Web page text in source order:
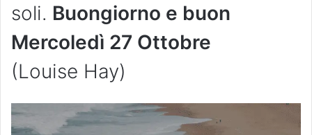
soli. Buongiorno e buon
Mercoledì 27 Ottobre
(Louise Hay)